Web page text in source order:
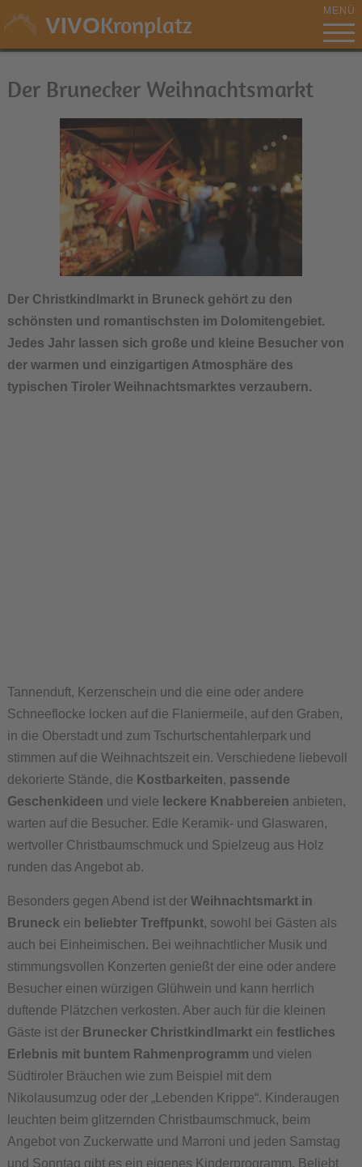
VIVOKronplatz MENÜ
Der Brunecker Weihnachtsmarkt
Der Christkindlmarkt in Bruneck gehört zu den
schönsten und romantischsten im Dolomitengebiet.
Jedes Jahr lassen sich große und kleine Besucher von
der warmen und einzigartigen Atmosphäre des
typischen Tiroler Weihnachtsmarktes verzaubern.
Tannenduft, Kerzenschein und die eine oder andere
Schneeflocke locken auf die Flaniermeile, auf den Graben,
in die Oberstadt und zum Tschurtschentahlerpark und
stimmen auf die Weihnachtszeit ein. Verschiedene liebevoll
dekorierte Stände, die Kostbarkeiten, passende
Geschenkideen und viele leckere Knabbereien anbieten,
warten auf die Besucher. Edle Keramik- und Glaswaren,
wertvoller Christbaumschmuck und Spielzeug aus Holz
runden das Angebot ab.
Besonders gegen Abend ist der Weihnachtsmarkt in
Bruneck ein beliebter Treffpunkt, sowohl bei Gästen als
auch bei Einheimischen. Bei weihnachtlicher Musik und
stimmungsvollen Konzerten genießt der eine oder andere
Besucher einen würzigen Glühwein und kann herrlich
duftende Plätzchen verkosten. Aber auch für die kleinen
Gäste ist der Brunecker Christkindlmarktein festliches
Erlebnis mit buntem Rahmenprogramm und vielen
Südtiroler Bräuchen wie zum Beispiel mit dem
Nikolausumzug oder der „Lebenden Krippe“. Kinderaugen
leuchten beim glitzernden Christbaumschmuck, beim
Angebot von Zuckerwatte und Marroni und jeden Samstag
und Sonntag gibt es ein eigenes Kinderprogramm. Beliebt